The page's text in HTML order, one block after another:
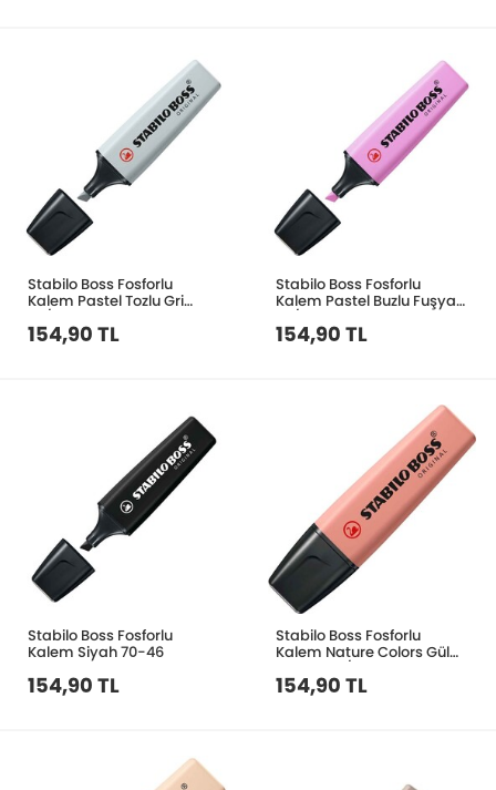
Stabilo Boss Fosforlu
Kalem Pastel Tozlu Gri
70/194
154,90 TL
Stabilo Boss Fosforlu
Kalem Pastel Buzlu Fuşya
70/158
154,90 TL
Stabilo Boss Fosforlu
Kalem Siyah 70-46
154,90 TL
Stabilo Boss Fosforlu
Kalem Nature Colors Gül
Kurusu 70/175
154,90 TL